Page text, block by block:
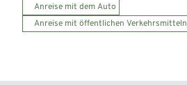
Anreise mit dem Auto
Anreise mit öffentlichen Verkehrsmitteln